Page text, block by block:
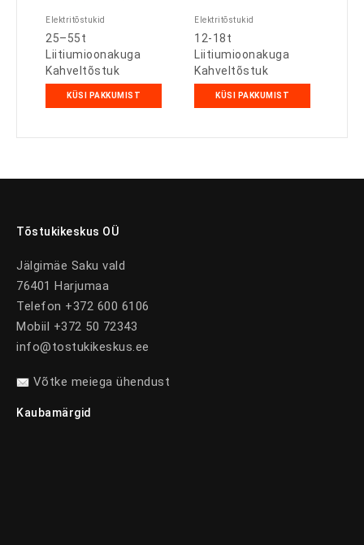
Elektritõstukid
25–55t
Liitiumioonakuga
Kahveltõstuk
KÜSI PAKKUMIST
Elektritõstukid
12-18t
Liitiumioonakuga
Kahveltõstuk
KÜSI PAKKUMIST
Tõstukikeskus OÜ
Jälgimäe Saku vald
76401 Harjumaa
Telefon +372 600 6106
Mobiil +372 50 72343
info@tostukikeskus.ee
Võtke meiega ühendust
Kaubamärgid